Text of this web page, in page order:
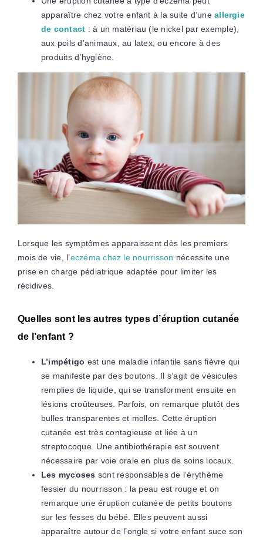
apparaître chez votre enfant à la suite d’uneallergie
de contact : à un matériau (le nickel par exemple),
aux poils d’animaux, au latex, ou encore à des
produits d’hygiène.
Lorsque les symptômes apparaissent dès les premiers
mois de vie, l’eczéma chez le nourrisson nécessite une
prise en charge pédiatrique adaptée pour limiter les
récidives.
Quelles sont les autres types d’éruption cutanée
de l’enfant ?
L’impétigo est une maladie infantile sans fièvre qui
se manifeste par des boutons. Il s’agit de vésicules
remplies de liquide, qui se transforment ensuite en
lésions croûteuses. Parfois, on remarque plutôt des
bulles transparentes et molles. Cette éruption
cutanée est très contagieuse et liée à un
streptocoque. Une antibiothérapie est souvent
nécessaire par voie orale en plus de soins locaux.
Les mycoses sont responsables de l’érythème
fessier du nourrisson : la peau est rouge et on
remarque une éruption cutanée de petits boutons
sur les fesses du bébé. Elles peuvent aussi
apparaître autour de l’ongle si votre enfant suce son